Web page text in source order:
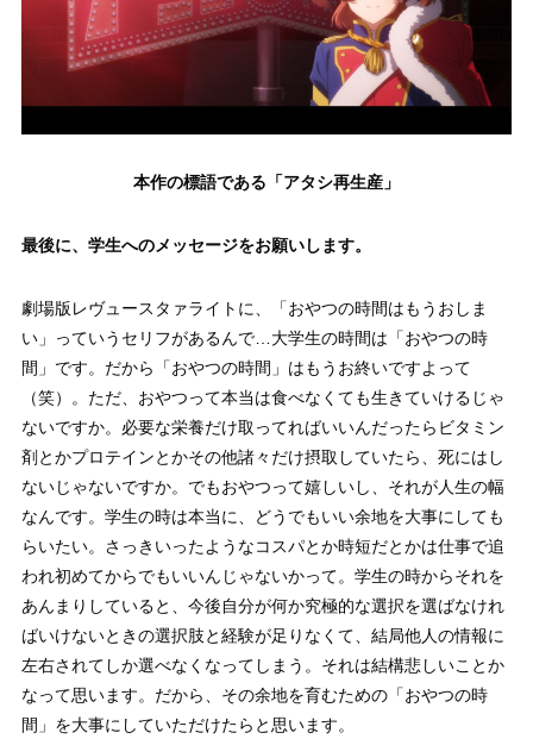
本作の標語である「アタシ再生産」
最後に、学生へのメッセージをお願いします。
劇場版レヴュースタァライトに、「おやつの時間はもうおしま
い」っていうセリフがあるんで…大学生の時間は「おやつの時
間」です。だから「おやつの時間」はもうお終いですよって
（笑）。ただ、おやつって本当は食べなくても生きていけるじゃ
ないですか。必要な栄養だけ取ってればいいんだったらビタミン
剤とかプロテインとかその他諸々だけ摂取していたら、死にはし
ないじゃないですか。でもおやつって嬉しいし、それが人生の幅
なんです。学生の時は本当に、どうでもいい余地を大事にしても
らいたい。さっきいったようなコスパとか時短だとかは仕事で追
われ初めてからでもいいんじゃないかって。学生の時からそれを
あんまりしていると、今後自分が何か究極的な選択を選ばなけれ
ばいけないときの選択肢と経験が足りなくて、結局他人の情報に
左右されてしか選べなくなってしまう。それは結構悲しいことか
なって思います。だから、その余地を育むための「おやつの時
間」を大事にしていただけたらと思います。